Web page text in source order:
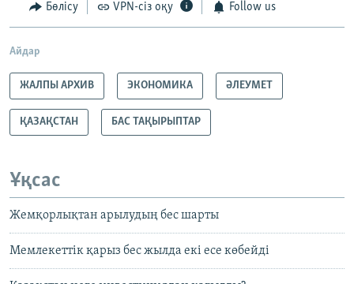
Бөлісу VPN-сіз оқу Follow us
Айдар
ЖАЛПЫ АРХИВ ЭКОНОМИКА ӘЛЕУМЕТ
ҚАЗАҚСТАН БАС ТАҚЫРЫПТАР
Ұқсас
Жемқорлықтан арылудың бес шарты
Мемлекеттік қарыз бес жылда екі есе көбейді